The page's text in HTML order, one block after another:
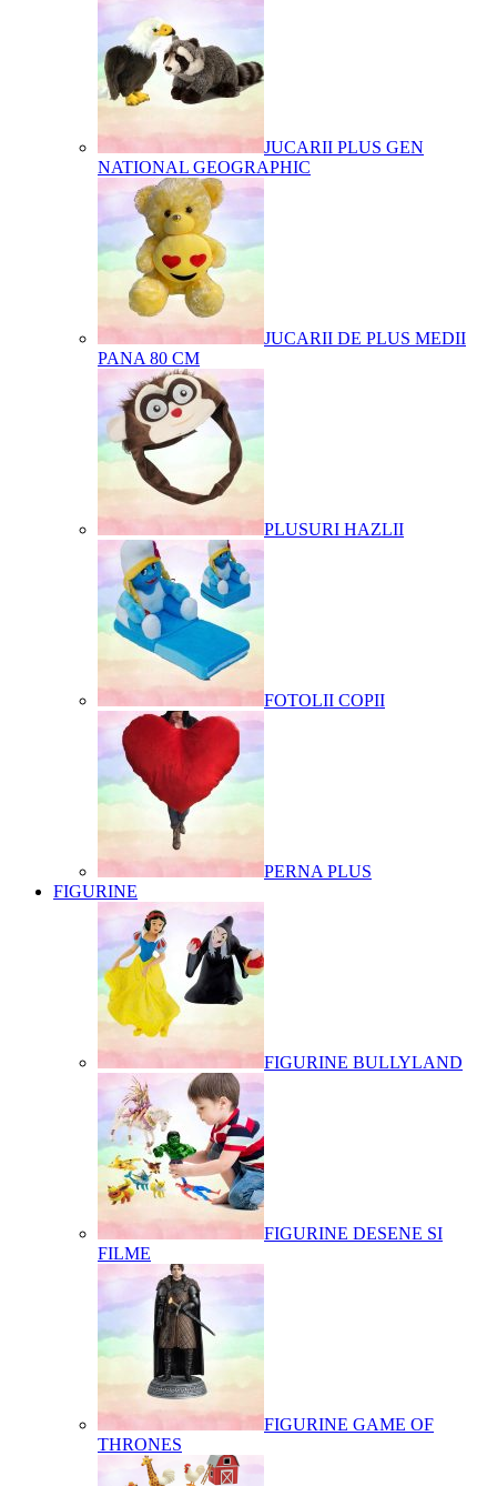
JUCARII PLUS GEN
NATIONAL GEOGRAPHIC
JUCARII DE PLUS MEDII
PANA 80 CM
PLUSURI HAZLII
FOTOLII COPII
PERNA PLUS
FIGURINE
FIGURINE BULLYLAND
FIGURINE DESENE SI
FILME
FIGURINE GAME OF
THRONES